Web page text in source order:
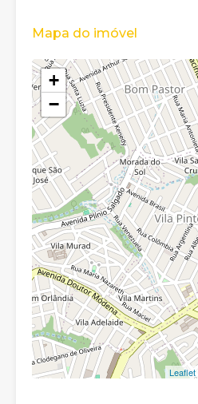
Mapa do imóvel
+
−
Leaflet